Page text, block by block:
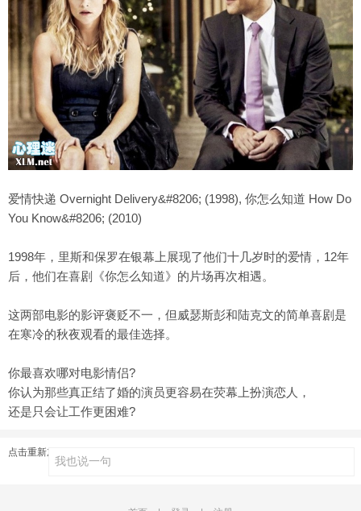
爱情快递 Overnight Delivery&#8206; (1998), 你怎么知道 How Do
You Know&#8206; (2010)
1998年，里斯和保罗在银幕上展现了他们十几岁时的爱情，12年
后，他们在喜剧《你怎么知道》的片场再次相遇。
这两部电影的影评褒贬不一，但威瑟斯彭和陆克文的简单喜剧是
在寒冷的秋夜观看的最佳选择。
你最喜欢哪对电影情侣?
你认为那些真正结了婚的演员更容易在荧幕上扮演恋人，
还是只会让工作更困难?
点击重新加载